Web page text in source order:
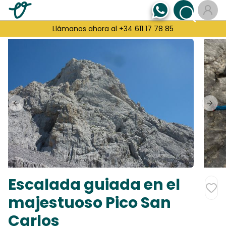
Llámanos ahora al +34 611 17 78 85
Previous slide
Escalada guiada en el
majestuoso Pico San
Carlos